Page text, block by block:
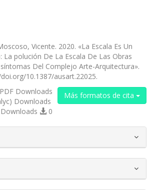
Vicente. 2020. «La Escala Es Un
La polución De La Escala De Las Obras
Del Complejo Arte-Arquitectura».
10.1387/ausart.22025.
Más formatos de cita
Downloads
Downloads
0